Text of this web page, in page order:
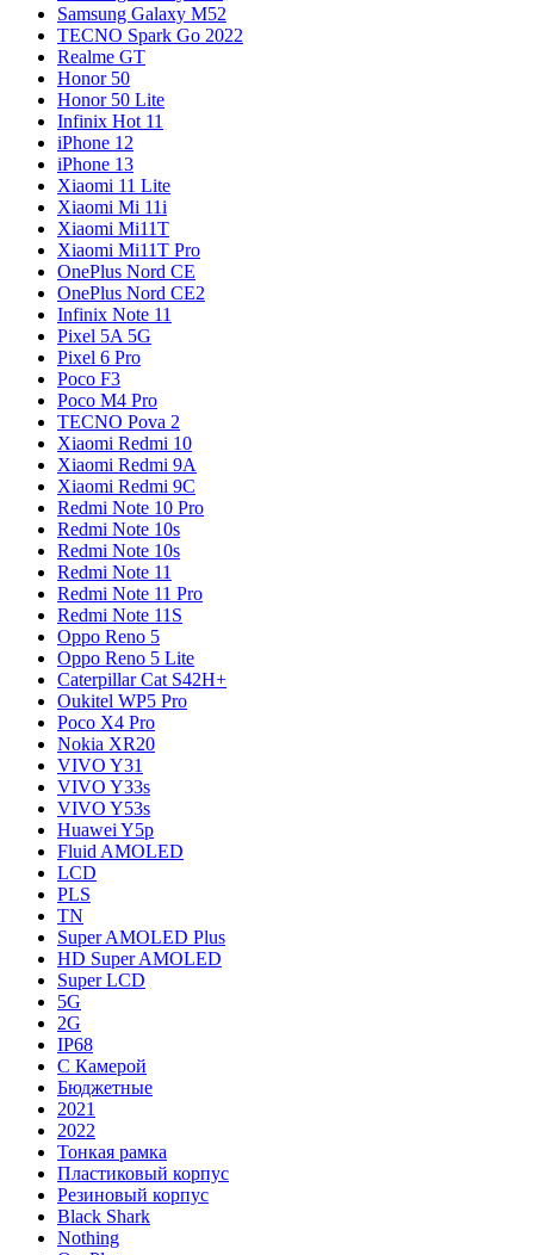
Samsung Galaxy M52
TECNO Spark Go 2022
Realme GT
Honor 50
Honor 50 Lite
Infinix Hot 11
iPhone 12
iPhone 13
Xiaomi 11 Lite
Xiaomi Mi 11i
Xiaomi Mi11T
Xiaomi Mi11T Pro
OnePlus Nord CE
OnePlus Nord CE2
Infinix Note 11
Pixel 5A 5G
Pixel 6 Pro
Poco F3
Poco M4 Pro
TECNO Pova 2
Xiaomi Redmi 10
Xiaomi Redmi 9A
Xiaomi Redmi 9C
Redmi Note 10 Pro
Redmi Note 10s
Redmi Note 10s
Redmi Note 11
Redmi Note 11 Pro
Redmi Note 11S
Oppo Reno 5
Oppo Reno 5 Lite
Caterpillar Cat S42H+
Oukitel WP5 Pro
Poco X4 Pro
Nokia XR20
VIVO Y31
VIVO Y33s
VIVO Y53s
Huawei Y5p
Fluid AMOLED
LCD
PLS
TN
Super AMOLED Plus
HD Super AMOLED
Super LCD
5G
2G
IP68
С Камерой
Бюджетные
2021
2022
Тонкая рамка
Пластиковый корпус
Резиновый корпус
Black Shark
Nothing